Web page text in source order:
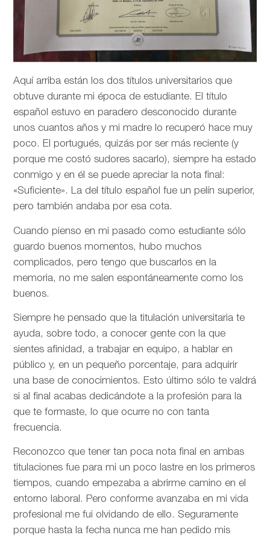
Aquí arriba están los dos títulos universitarios que
obtuve durante mi época de estudiante. El título
español estuvo en paradero desconocido durante
unos cuantos años y mi madre lo recuperó hace muy
poco. El portugués, quizás por ser más reciente (y
porque me costó sudores sacarlo), siempre ha estado
conmigo y en él se puede apreciar la nota final:
«Suficiente». La del título español fue un pelín superior,
pero también andaba por esa cota.
Cuando pienso en mi pasado como estudiante sólo
guardo buenos momentos, hubo muchos
complicados, pero tengo que buscarlos en la
memoria, no me salen espontáneamente como los
buenos.
Siempre he pensado que la titulación universitaria te
ayuda, sobre todo, a conocer gente con la que
sientes afinidad, a trabajar en equipo, a hablar en
público y, en un pequeño porcentaje, para adquirir
una base de conocimientos. Esto último sólo te valdrá
si al final acabas dedicándote a la profesión para la
que te formaste, lo que ocurre no con tanta
frecuencia.
Reconozco que tener tan poca nota final en ambas
titulaciones fue para mi un poco lastre en los primeros
tiempos, cuando empezaba a abrirme camino en el
entorno laboral. Pero conforme avanzaba en mi vida
profesional me fui olvidando de ello. Seguramente
porque hasta la fecha nunca me han pedido mis